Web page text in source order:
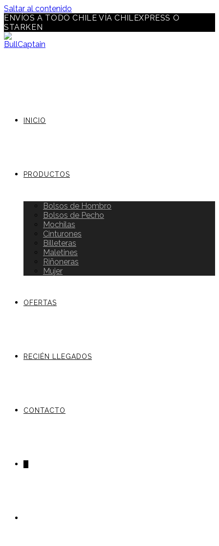
Saltar al contenido
ENVÍOS A TODO CHILE VÍA CHILEXPRESS O
STARKEN
INICIO
PRODUCTOS
Bolsos de Hombro
Bolsos de Pecho
Mochilas
Cinturones
Billeteras
Maletines
Riñoneras
Mujer
OFERTAS
RECIÉN LLEGADOS
CONTACTO